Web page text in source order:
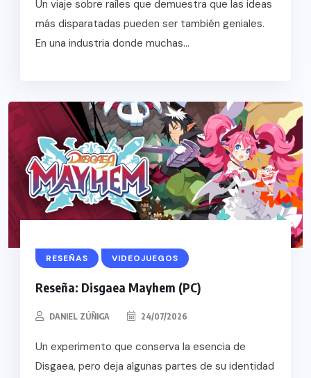
Un viaje sobre raíles que demuestra que las ideas
más disparatadas pueden ser también geniales.
En una industria donde muchas...
RESEÑAS VIDEOJUEGOS
Reseña: Disgaea Mayhem (PC)
DANIEL ZÚÑIGA 24/07/2026
Un experimento que conserva la esencia de
Disgaea, pero deja algunas partes de su identidad